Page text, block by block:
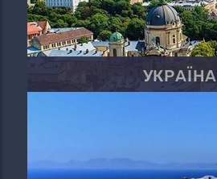
УКРАЇНА